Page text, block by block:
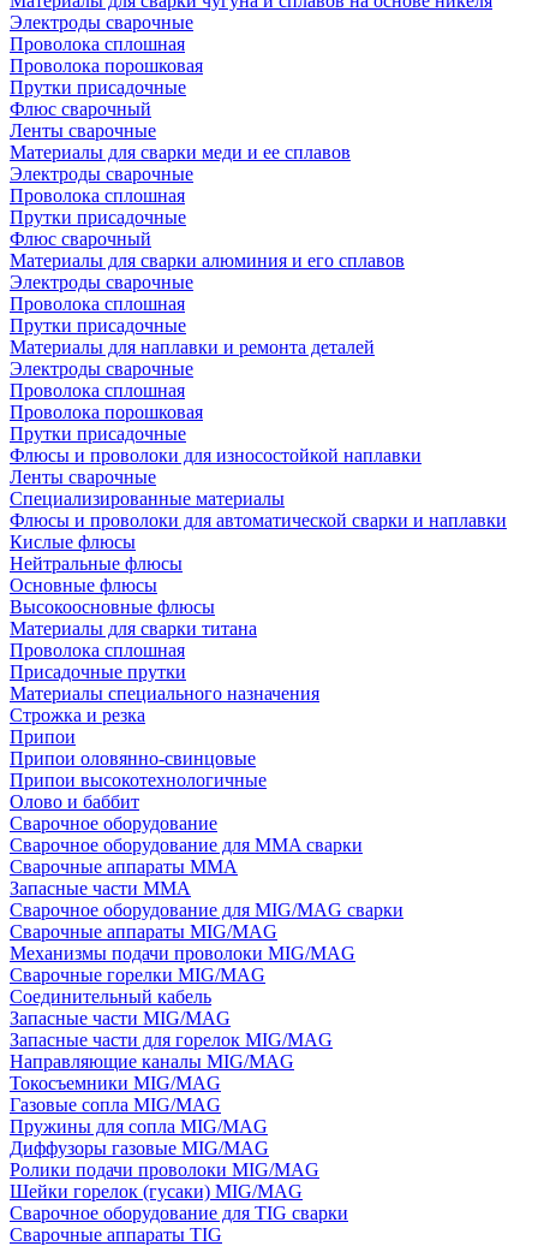
Электроды сварочные
Проволока сплошная
Проволока порошковая
Прутки присадочные
Флюс сварочный
Ленты сварочные
Материалы для сварки меди и ее сплавов
Электроды сварочные
Проволока сплошная
Прутки присадочные
Флюс сварочный
Материалы для сварки алюминия и его сплавов
Электроды сварочные
Проволока сплошная
Прутки присадочные
Материалы для наплавки и ремонта деталей
Электроды сварочные
Проволока сплошная
Проволока порошковая
Прутки присадочные
Флюсы и проволоки для износостойкой наплавки
Ленты сварочные
Специализированные материалы
Флюсы и проволоки для автоматической сварки и наплавки
Кислые флюсы
Нейтральные флюсы
Основные флюсы
Высокоосновные флюсы
Материалы для сварки титана
Проволока сплошная
Присадочные прутки
Материалы специального назначения
Строжка и резка
Припои
Припои оловянно-свинцовые
Припои высокотехнологичные
Олово и баббит
Сварочное оборудование
Сварочное оборудование для MMA сварки
Сварочные аппараты MMA
Запасные части MMA
Сварочное оборудование для MIG/MAG сварки
Сварочные аппараты MIG/MAG
Механизмы подачи проволоки MIG/MAG
Сварочные горелки MIG/MAG
Соединительный кабель
Запасные части MIG/MAG
Запасные части для горелок MIG/MAG
Направляющие каналы MIG/MAG
Токосъемники MIG/MAG
Газовые сопла MIG/MAG
Пружины для сопла MIG/MAG
Диффузоры газовые MIG/MAG
Ролики подачи проволоки MIG/MAG
Шейки горелок (гусаки) MIG/MAG
Сварочное оборудование для TIG сварки
Сварочные аппараты TIG